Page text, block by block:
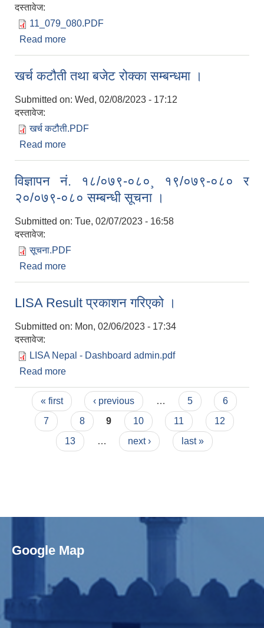
दस्तावेज:
11_079_080.PDF
Read more
खर्च कटौती तथा बजेट रोक्का सम्बन्धमा ।
Submitted on: Wed, 02/08/2023 - 17:12
दस्तावेज:
खर्च कटौती.PDF
Read more
विज्ञापन नं. १८/०७९-०८०¸ १९/०७९-०८० र
२०/०७९-०८० सम्बन्धी सूचना ।
Submitted on: Tue, 02/07/2023 - 16:58
दस्तावेज:
सूचना.PDF
Read more
LISA Result प्रकाशन गरिएको ।
Submitted on: Mon, 02/06/2023 - 17:34
दस्तावेज:
LISA Nepal - Dashboard admin.pdf
Read more
Pages
« first ‹ previous … 5
6
7
8 9 10 11
12
13
… next › last »
Google Map